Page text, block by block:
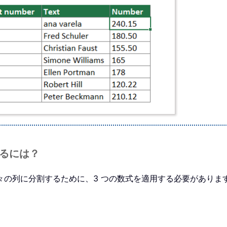
には？
列に分割するために、3 つの数式を適用する必要がありま